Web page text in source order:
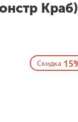
Краб)